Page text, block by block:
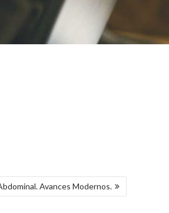
Avances Modernos.